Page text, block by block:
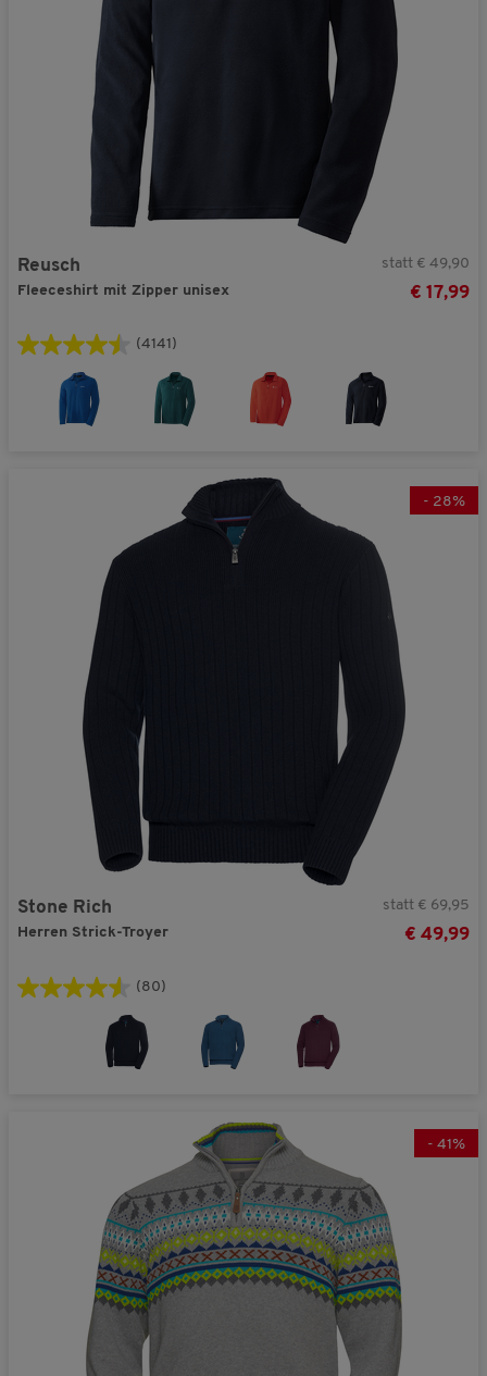
Reusch
Fleeceshirt mit Zipper unisex
statt € 49,90
€ 17,99
(4141)
- 28%
Stone Rich
Herren Strick-Troyer
statt € 69,95
€ 49,99
(80)
- 41%